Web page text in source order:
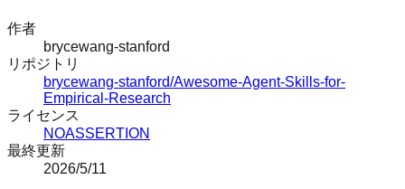
作者
brycewang-stanford
リポジトリ
brycewang-stanford/Awesome-Agent-Skills-for-
Empirical-Research
ライセンス
NOASSERTION
最終更新
2026/5/11